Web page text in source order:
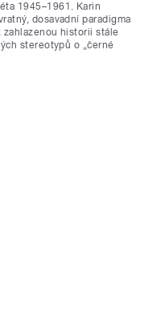
1945–1961. Karin
dosavadní paradigma
historii stále
stereotypů o „černé